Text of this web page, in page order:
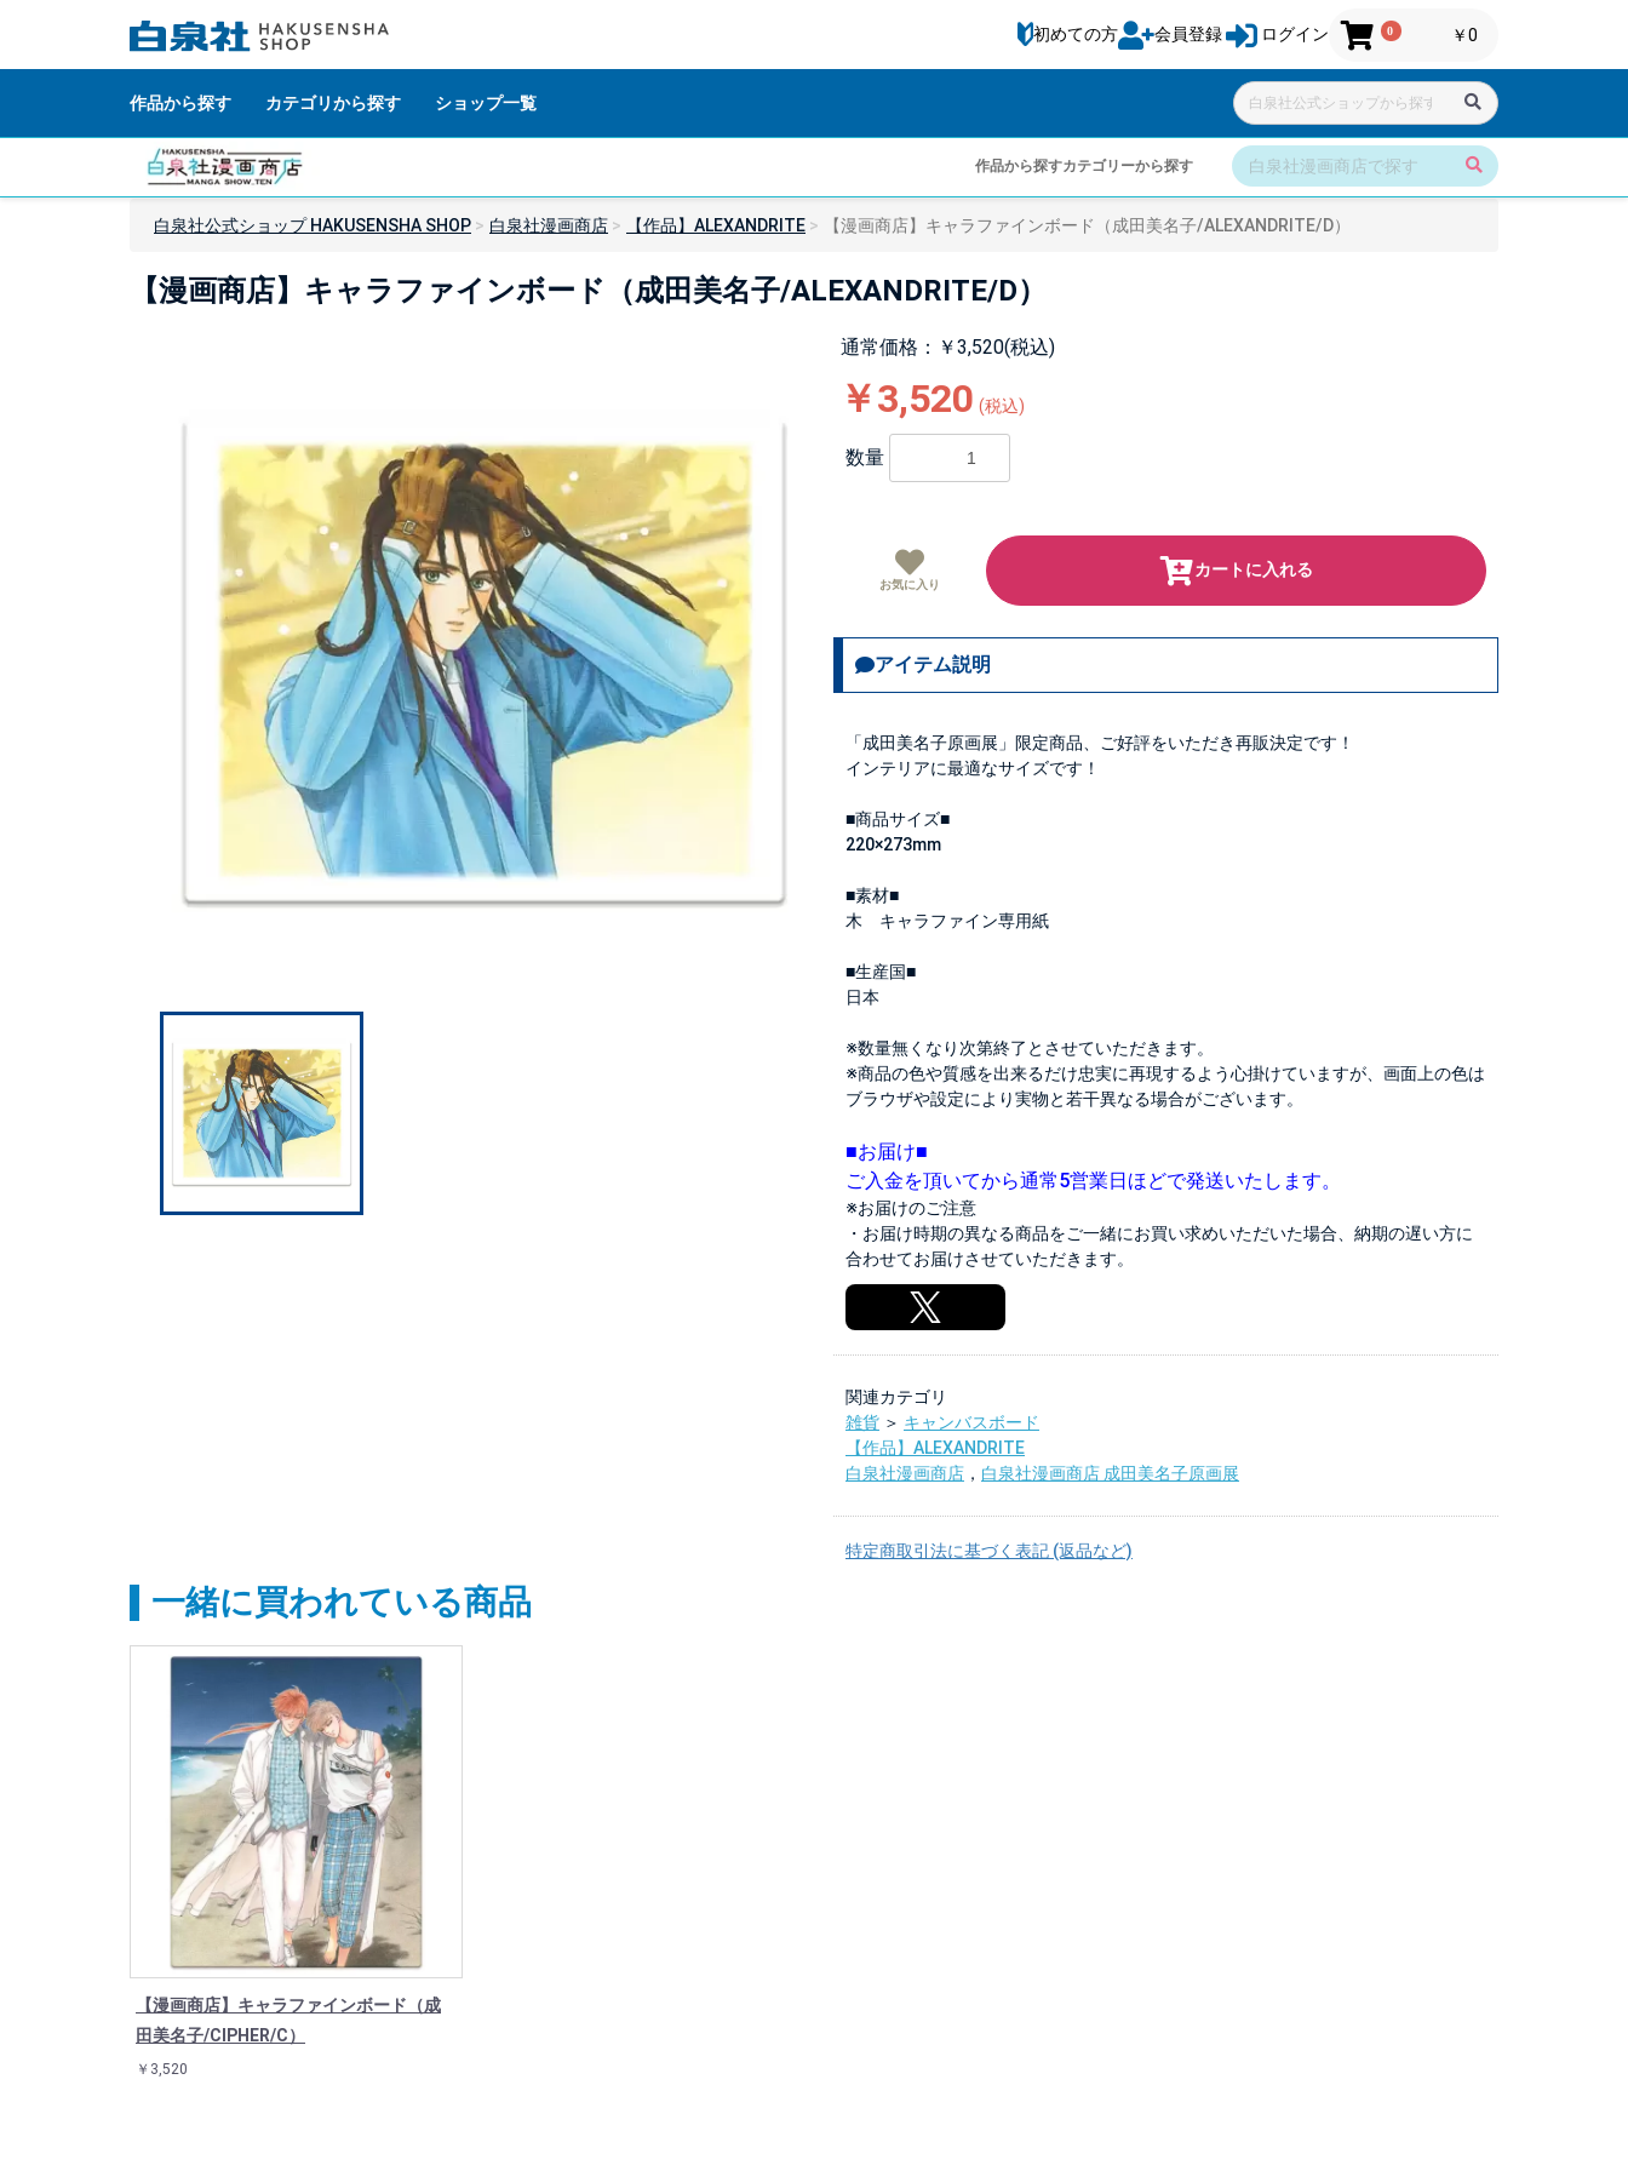
初めての方 会員登録 ログイン 0 ￥0
作品から探す カテゴリから探す ショップ一覧
作品から探すカテゴリーから探す
白泉社公式ショップ HAKUSENSHA SHOP 白泉社漫画商店 【作品】ALEXANDRITE 【漫画商店】キャラファインボード（成田美名子/ALEXANDRITE/D）
【漫画商店】キャラファインボード（成田美名子/ALEXANDRITE/D）
通常価格：￥3,520(税込)
￥3,520 (税込)
お気に入り
カートに入れる
数量
アイテム説明
「成田美名子原画展」限定商品、ご好評をいただき再販決定です！
インテリアに最適なサイズです！
■商品サイズ■
220×273mm
■素材■
木 キャラファイン専用紙
■生産国■
日本
※数量無くなり次第終了とさせていただきます。
※商品の色や質感を出来るだけ忠実に再現するよう心掛けていますが、画面上の色は
ブラウザや設定により実物と若干異なる場合がございます。
■お届け■
ご入金を頂いてから通常5営業日ほどで発送いたします。
※お届けのご注意
・お届け時期の異なる商品をご一緒にお買い求めいただいた場合、納期の遅い方に
合わせてお届けさせていただきます。
関連カテゴリ
雑貨 ＞ キャンバスボード
【作品】ALEXANDRITE
白泉社漫画商店 ， 白泉社漫画商店 成田美名子原画展
特定商取引法に基づく表記 (返品など)
一緒に買われている商品
【漫画商店】キャラファインボード（成
田美名子/CIPHER/C）
￥3,520